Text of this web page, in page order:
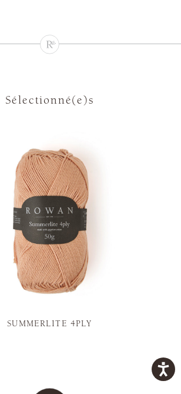
Sélectionné(e)s
SUMMERLITE 4PLY